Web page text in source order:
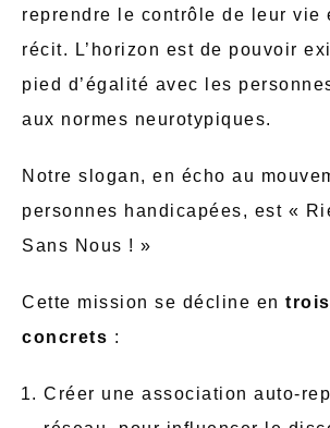
reprendre le contrôle de leur vie
récit. L’horizon est de pouvoir
pied d’égalité avec les
aux normes neurotypiques.
Notre slogan, en écho au
personnes handicapées, est «
Sans Nous ! »
Cette mission se décline en
concrets :
Créer une association auto-